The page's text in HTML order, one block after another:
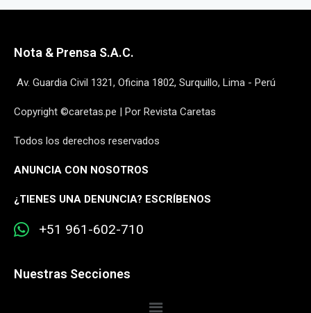
Nota & Prensa S.A.C.
Av. Guardia Civil 1321, Oficina 1802, Surquillo, Lima - Perú
Copyright ©caretas.pe | Por Revista Caretas
Todos los derechos reservados
ANUNCIA CON NOSOTROS
¿TIENES UNA DENUNCIA? ESCRÍBENOS
+51 961-602-710
Nuestras Secciones